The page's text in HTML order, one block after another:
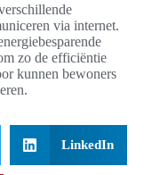
via internet.
zo de efficiëntie
kunnen bewoners
LinkedIn